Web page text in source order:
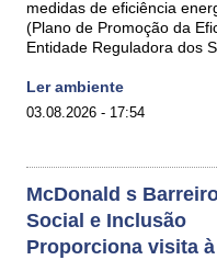
medidas de eficiência
(Plano de Promoção da
Entidade Reguladora dos
Ler ambiente
03.08.2026 - 17:54
McDonald s
Social e Inclusão
Proporciona visita